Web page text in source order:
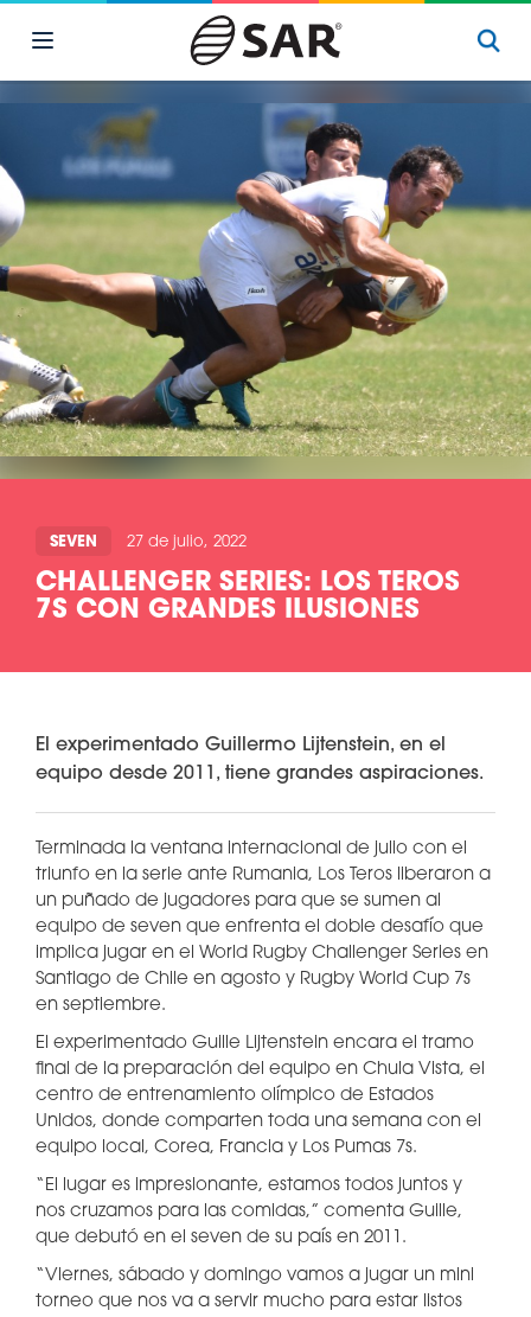
SEVEN 27 de julio, 2022
CHALLENGER SERIES: LOS TEROS
7S CON GRANDES ILUSIONES
El experimentado Guillermo Lijtenstein, en el
equipo desde 2011, tiene grandes aspiraciones.
Terminada la ventana internacional de julio con el
triunfo en la serie ante Rumania, Los Teros liberaron a
un puñado de jugadores para que se sumen al
equipo de seven que enfrenta el doble desafío que
implica jugar en el World Rugby Challenger Series en
Santiago de Chile en agosto y Rugby World Cup 7s
en septiembre.
El experimentado Guille Lijtenstein encara el tramo
final de la preparación del equipo en Chula Vista, el
centro de entrenamiento olímpico de Estados
Unidos, donde comparten toda una semana con el
equipo local, Corea, Francia y Los Pumas 7s.
“El lugar es impresionante, estamos todos juntos y
nos cruzamos para las comidas,” comenta Guille,
que debutó en el seven de su país en 2011.
“Viernes, sábado y domingo vamos a jugar un mini
torneo que nos va a servir mucho para estar listos